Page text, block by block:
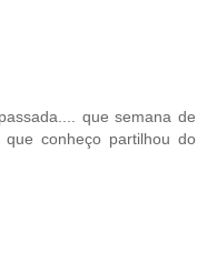
que semana de
conheço partilhou do